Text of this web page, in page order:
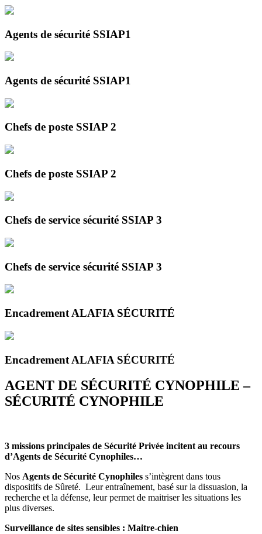
Agents de sécurité SSIAP1
Agents de sécurité SSIAP1
Chefs de poste SSIAP 2
Chefs de poste SSIAP 2
Chefs de service sécurité SSIAP 3
Chefs de service sécurité SSIAP 3
Encadrement ALAFIA SÉCURITÉ
Encadrement ALAFIA SÉCURITÉ
AGENT DE SÉCURITÉ CYNOPHILE –
SÉCURITÉ CYNOPHILE
3 missions principales de Sécurité Privée incitent au recours
d’Agents de Sécurité Cynophiles…
Nos Agents de Sécurité Cynophiles s’intègrent dans tous
dispositifs de Sûreté. Leur entraînement, basé sur la dissuasion, la
recherche et la défense, leur permet de maitriser les situations les
plus diverses.
Surveillance de sites sensibles : Maitre-chien